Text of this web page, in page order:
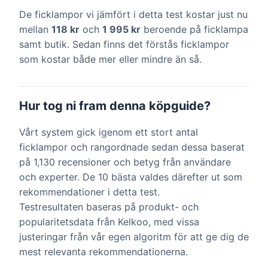
De ficklampor vi jämfört i detta test kostar just nu
mellan 118 kr och 1 995 kr beroende på ficklampa
samt butik. Sedan finns det förstås ficklampor
som kostar både mer eller mindre än så.
Hur tog ni fram denna köpguide?
Vårt system gick igenom ett stort antal
ficklampor och rangordnade sedan dessa baserat
på 1,130 recensioner och betyg från användare
och experter. De 10 bästa valdes därefter ut som
rekommendationer i detta test.
Testresultaten baseras på produkt- och
popularitetsdata från Kelkoo, med vissa
justeringar från vår egen algoritm för att ge dig de
mest relevanta rekommendationerna.